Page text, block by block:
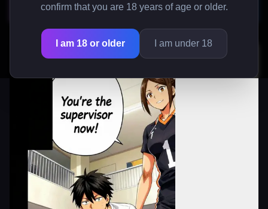
confirm that you are 18 years of age or older.
I am 18 or older I am under 18
Riesen-Volleyball-WG